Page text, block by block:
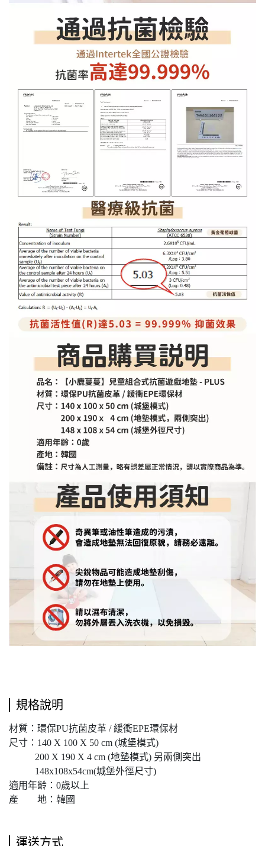
規格說明
材質：環保PU抗菌皮革 / 緩衝EPE環保材
尺寸：140 X 100 X 50 cm (城堡模式)
200 X 190 X 4 cm (地墊模式) 另兩側突出
148x108x54cm(城堡外徑尺寸)
適用年齡：0歲以上
產 地：韓國
運送方式